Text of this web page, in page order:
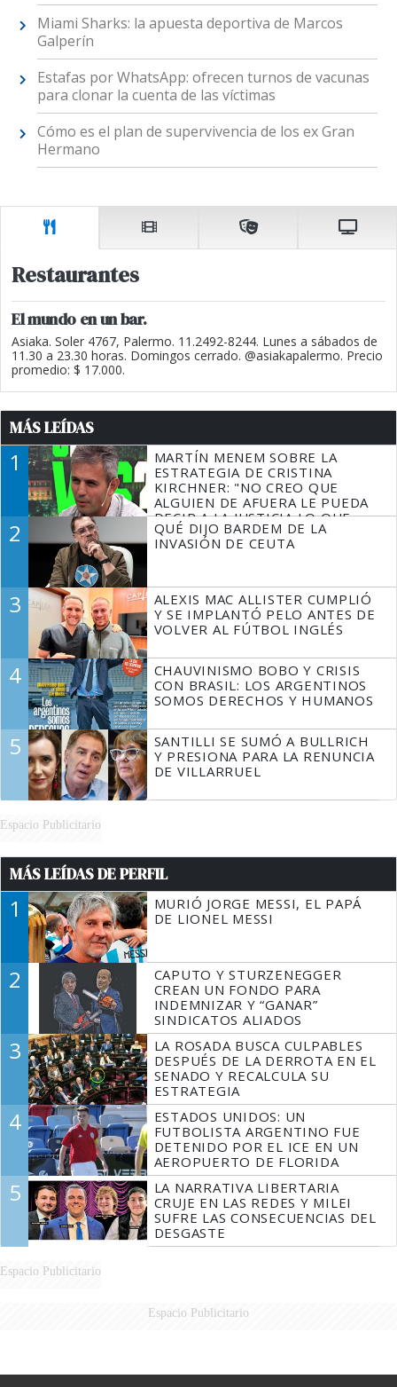
Miami Sharks: la apuesta deportiva de Marcos
Galperín
Estafas por WhatsApp: ofrecen turnos de vacunas
para clonar la cuenta de las víctimas
Cómo es el plan de supervivencia de los ex Gran
Hermano
Restaurantes
El mundo en un bar.
Asiaka. Soler 4767, Palermo. 11.2492-8244. Lunes a sábados de
11.30 a 23.30 horas. Domingos cerrado. @asiakapalermo. Precio
promedio: $ 17.000.
MÁS LEÍDAS
1
MARTÍN MENEM SOBRE LA
ESTRATEGIA DE CRISTINA
KIRCHNER: "NO CREO QUE
ALGUIEN DE AFUERA LE PUEDA
DECIR A LA JUSTICIA LO QUE
TIENE QUE HACER"
2
QUÉ DIJO BARDEM DE LA
INVASIÓN DE CEUTA
3
ALEXIS MAC ALLISTER CUMPLIÓ
Y SE IMPLANTÓ PELO ANTES DE
VOLVER AL FÚTBOL INGLÉS
4
CHAUVINISMO BOBO Y CRISIS
CON BRASIL: LOS ARGENTINOS
SOMOS DERECHOS Y HUMANOS
5
SANTILLI SE SUMÓ A BULLRICH
Y PRESIONA PARA LA RENUNCIA
DE VILLARRUEL
Espacio Publicitario
MÁS LEÍDAS DE PERFIL
1
MURIÓ JORGE MESSI, EL PAPÁ
DE LIONEL MESSI
2
CAPUTO Y STURZENEGGER
CREAN UN FONDO PARA
INDEMNIZAR Y “GANAR”
SINDICATOS ALIADOS
3
LA ROSADA BUSCA CULPABLES
DESPUÉS DE LA DERROTA EN EL
SENADO Y RECALCULA SU
ESTRATEGIA
4
ESTADOS UNIDOS: UN
FUTBOLISTA ARGENTINO FUE
DETENIDO POR EL ICE EN UN
AEROPUERTO DE FLORIDA
5
LA NARRATIVA LIBERTARIA
CRUJE EN LAS REDES Y MILEI
SUFRE LAS CONSECUENCIAS DEL
DESGASTE
Espacio Publicitario
Espacio Publicitario